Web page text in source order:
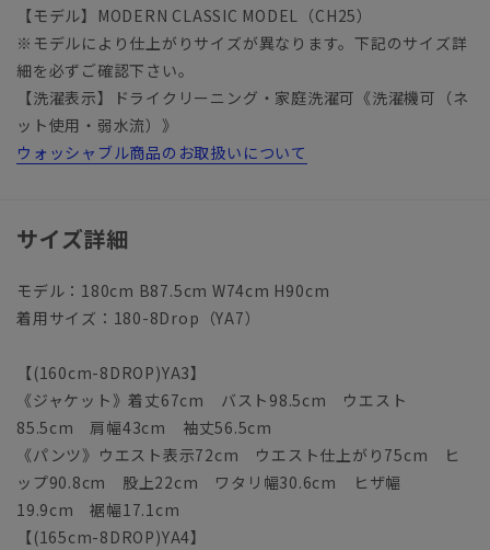
【モデル】MODERN CLASSIC MODEL（CH25）
※モデルにより仕上がりサイズが異なります。下記のサイズ詳
細を必ずご確認下さい。
【洗濯表示】ドライクリーニング・家庭洗濯可《洗濯機可（ネ
ット使用・弱水流）》
ウォッシャブル商品のお取扱いについて
サイズ詳細
モデル：180cm B87.5cm W74cm H90cm
着用サイズ：180-8Drop（YA7）
【(160cm-8DROP)YA3】
《ジャケット》着丈67cm バスト98.5cm ウエスト
85.5cm 肩幅43cm 袖丈56.5cm
《パンツ》ウエスト表示72cm ウエスト仕上がり75cm ヒ
ップ90.8cm 股上22cm ワタリ幅30.6cm ヒザ幅
19.9cm 裾幅17.1cm
【(165cm-8DROP)YA4】